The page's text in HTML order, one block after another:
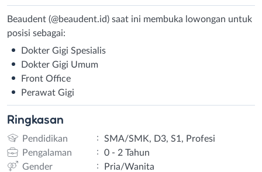
Beaudent (@beaudent.id) saat ini membuka lowongan untuk
posisi sebagai:
Dokter Gigi Spesialis
Dokter Gigi Umum
Front Office
Perawat Gigi
Ringkasan
Pendidikan :
SMA/SMK, D3, S1, Profesi
Pengalaman
:
0 - 2 Tahun
Gender
:
Pria/Wanita